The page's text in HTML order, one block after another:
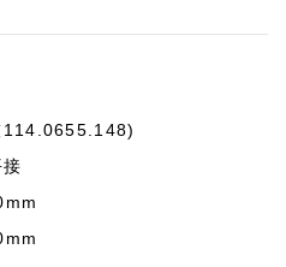
114.0655.148)